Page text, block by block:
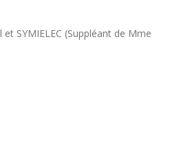
et SYMIELEC (Suppléant de Mme